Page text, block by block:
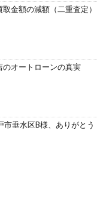
金額の減額（二重査定）
のオートローンの真実
垂水区B様、ありがとう